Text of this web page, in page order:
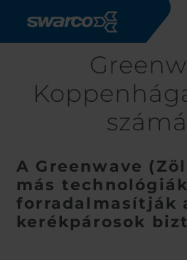
A Greenwave
más technológiák
forradalmasítják
kerékpárosok